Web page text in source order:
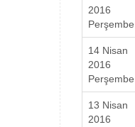
2016
Perşembe
14 Nisan
2016
Perşembe
13 Nisan
2016